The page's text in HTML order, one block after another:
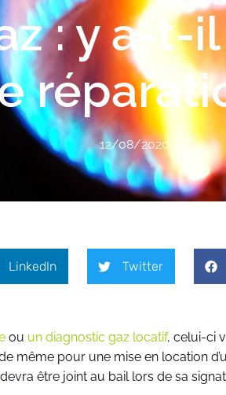
: y a-t-
12/08/2020
LinkedIn Twitter
ou un diagnostic gaz locatif, celui-ci
même pour une mise en location
être joint au bail lors de sa